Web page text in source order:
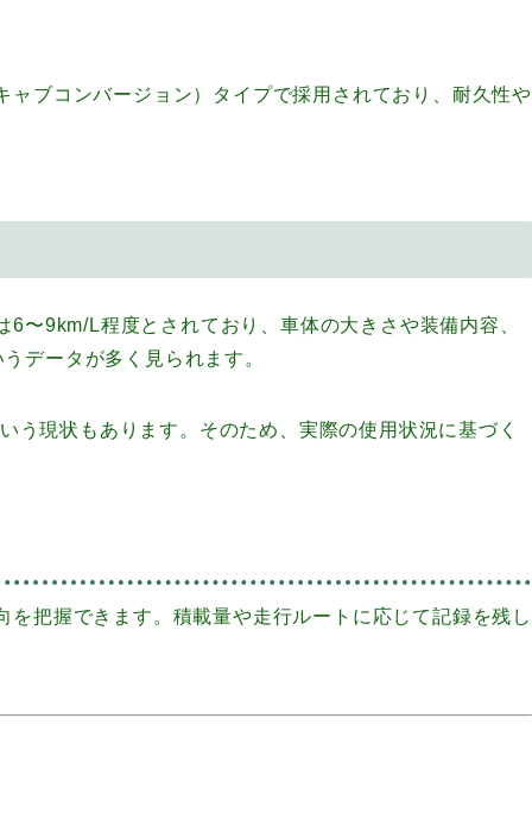
ブコンバージョン）タイプで採用されており、耐久性や
〜9km/L程度とされており、車体の大きさや装備内容、
データが多く見られます。
現状もあります。そのため、実際の使用状況に基づく
把握できます。積載量や走行ルートに応じて記録を残し